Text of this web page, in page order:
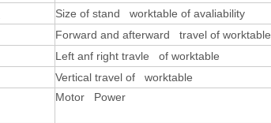
Size of stand worktable of avaliability
Forward and afterward travel of worktable
Left anf right travle of worktable
Vertical travel of worktable
Motor Power